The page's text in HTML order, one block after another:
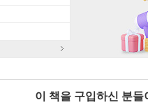
이 책을 구입하신 분